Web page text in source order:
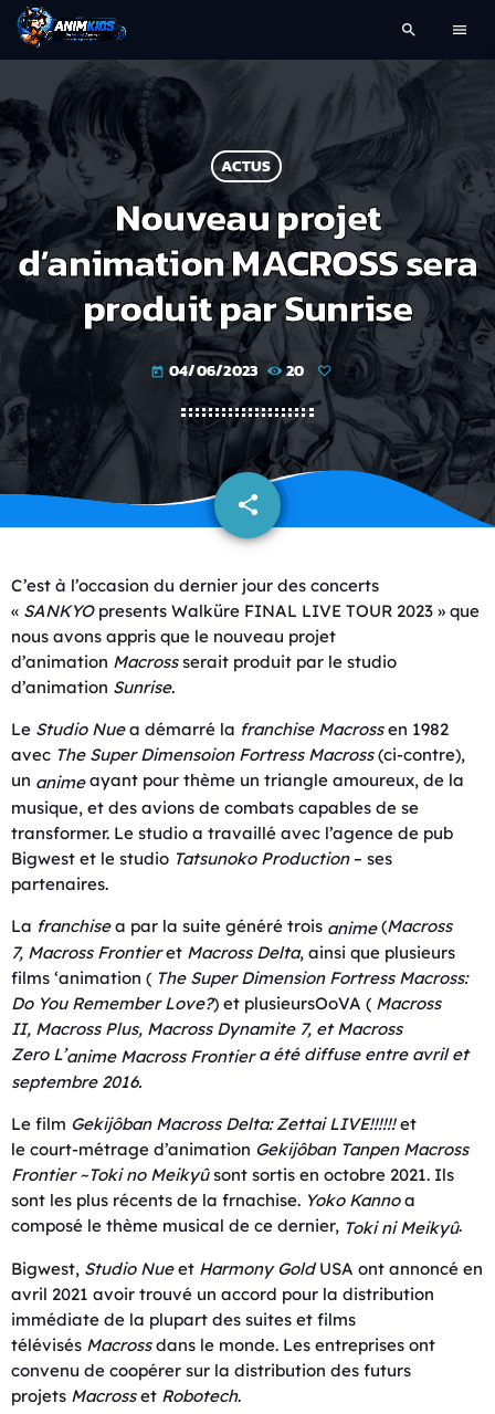
search menu
ACTUS
Nouveau projet
d’animation MACROSS sera
produit par Sunrise
today 04/06/2023 20
share
email
C’est à l’occasion du dernier jour des concerts
« SANKYOpresents Walküre FINAL LIVE TOUR 2023 » que
nous avons appris que le nouveau projet
d’animation Macrossserait produit par le studio
d’animation Sunrise.
Le Studio Nuea démarré la franchise Macrossen 1982
avec The Super Dimensoion Fortress Macross(ci-contre),
un animeayant pour thème un triangle amoureux, de la
musique, et des avions de combats capables de se
transformer. Le studio a travaillé avec l’agence de pub
Bigwest et le studio Tatsunoko Production– ses
partenaires.
La franchisea par la suite généré trois anime(Macross
7, Macross Frontieret Macross Delta, ainsi que plusieurs
films ‘animation ( The Super Dimension Fortress Macross:
Do You Remember Love?) et plusieursOoVA ( Macross
II, Macross Plus, Macross Dynamite 7, etMacross
ZeroL’anime Macross Frontiera été diffuse entre avril et
septembre 2016.
Le film Gekijôban Macross Delta: Zettai LIVE!!!!!!et
le court-métrage d’animation Gekijôban Tanpen Macross
Frontier~Toki no Meikyûsont sortis en octobre 2021. Ils
sont les plus récents de la frnachise. Yoko Kannoa
composé le thème musical de ce dernier, Toki ni Meikyû.
Bigwest, Studio Nueet Harmony GoldUSA ont annoncé en
avril 2021 avoir trouvé un accord pour la distribution
immédiate de la plupart des suites et films
télévisés Macrossdans le monde. Les entreprises ont
convenu de coopérer sur la distribution des futurs
projets Macrosset Robotech.